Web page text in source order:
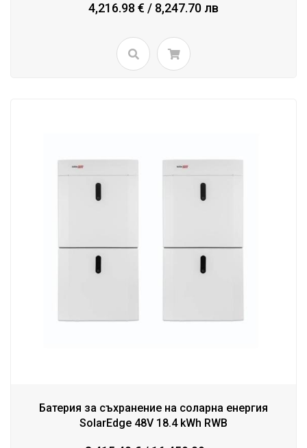
4,216.98 € / 8,247.70 лв
Батерия за съхранение на соларна енергия
SolarEdge 48V 18.4 kWh RWB